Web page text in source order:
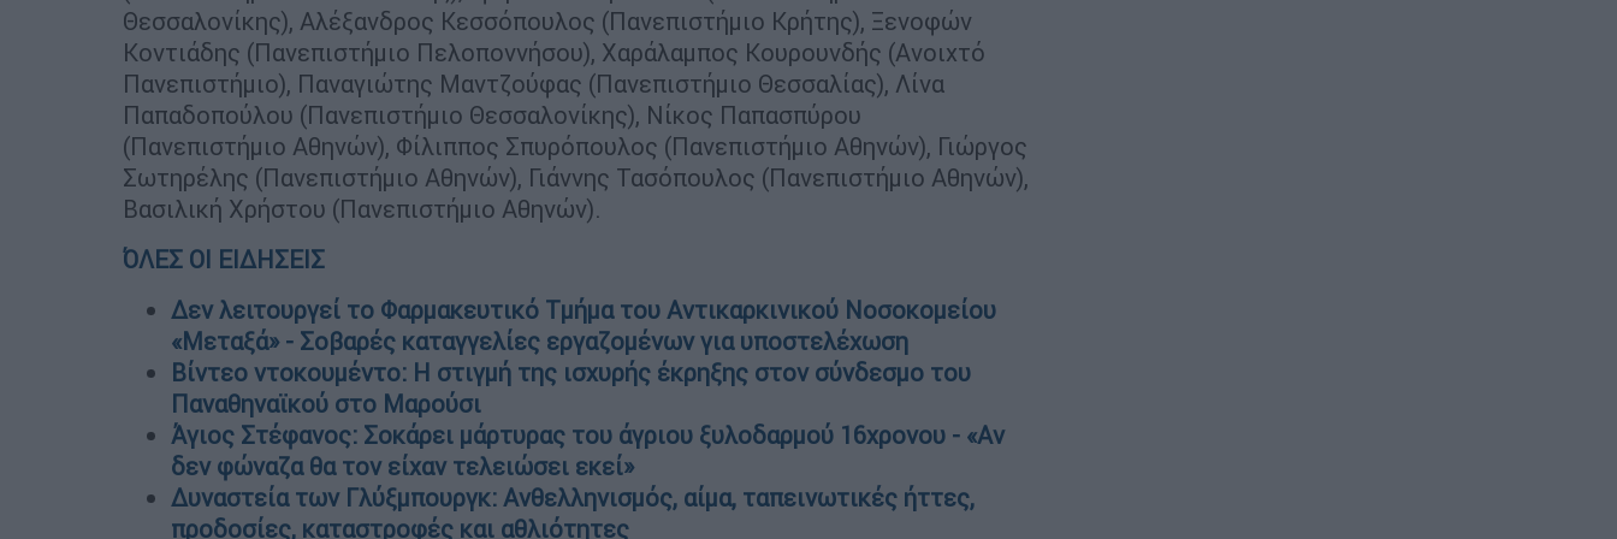
Θεσσαλονίκης), Αλέξανδρος Κεσσόπουλος (Πανεπιστήμιο Κρήτης), Ξενοφών
Κοντιάδης (Πανεπιστήμιο Πελοποννήσου), Χαράλαμπος Κουρουνδής (Ανοιχτό
Πανεπιστήμιο), Παναγιώτης Μαντζούφας (Πανεπιστήμιο Θεσσαλίας), Λίνα
Παπαδοπούλου (Πανεπιστήμιο Θεσσαλονίκης), Νίκος Παπασπύρου
(Πανεπιστήμιο Αθηνών), Φίλιππος Σπυρόπουλος (Πανεπιστήμιο Αθηνών), Γιώργος
Σωτηρέλης (Πανεπιστήμιο Αθηνών), Γιάννης Τασόπουλος (Πανεπιστήμιο Αθηνών),
Βασιλική Χρήστου (Πανεπιστήμιο Αθηνών).
ΌΛΕΣ ΟΙ ΕΙΔΗΣΕΙΣ
Δεν λειτουργεί το Φαρμακευτικό Τμήμα του Αντικαρκινικού Νοσοκομείου
«Μεταξά» - Σοβαρές καταγγελίες εργαζομένων για υποστελέχωση
Βίντεο ντοκουμέντο: Η στιγμή της ισχυρής έκρηξης στον σύνδεσμο του
Παναθηναϊκού στο Μαρούσι
Άγιος Στέφανος: Σοκάρει μάρτυρας του άγριου ξυλοδαρμού 16χρονου - «Αν
δεν φώναζα θα τον είχαν τελειώσει εκεί»
Δυναστεία των Γλύξμπουργκ: Ανθελληνισμός, αίμα, ταπεινωτικές ήττες,
προδοσίες, καταστροφές και αθλιότητες